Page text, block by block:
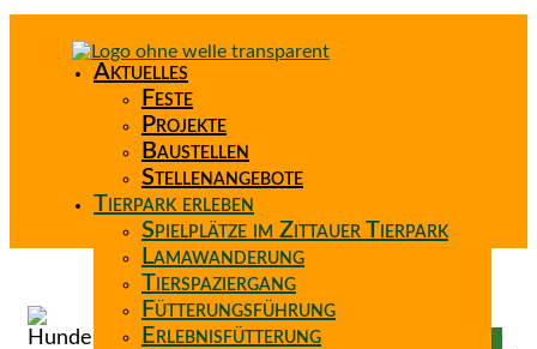
Aktuelles
Feste
Projekte
Baustellen
Stellenangebote
Tierpark erleben
Spielplätze im Zittauer Tierpark
Lamawanderung
Tierspaziergang
Fütterungsführung
Erlebnisfütterung